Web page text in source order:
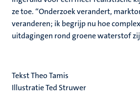
ze toe. “Onderzoek verandert,
veranderen; ik begrijp nu hoe
uitdagingen rond groene
Tekst Theo Tamis
Illustratie Ted Struwer